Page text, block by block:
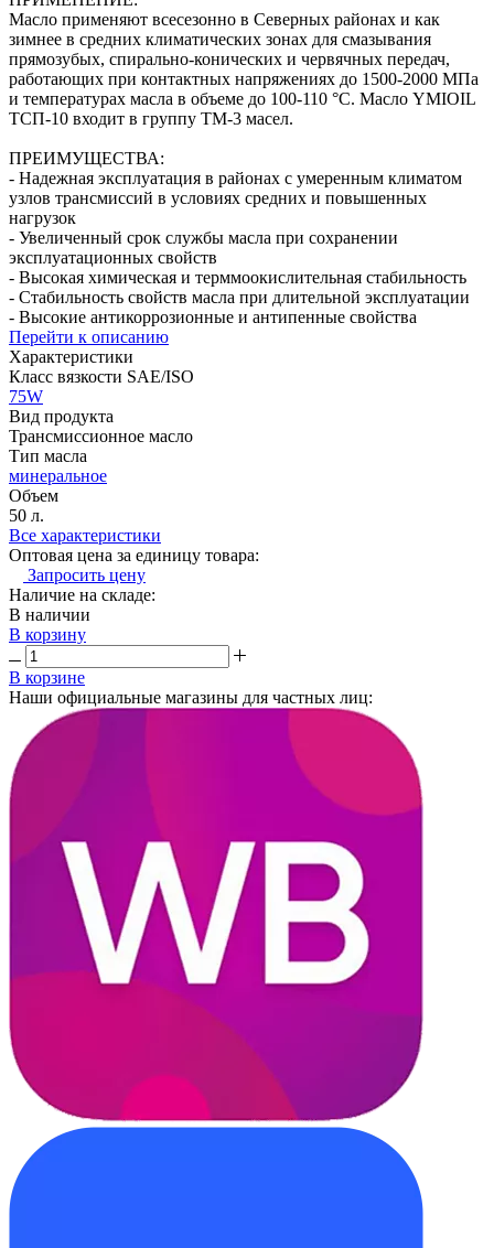
Масло применяют всесезонно в Северных районах и как
зимнее в средних климатических зонах для смазывания
прямозубых, спирально-конических и червячных передач,
работающих при контактных напряжениях до 1500-2000 МПа
и температурах масла в объеме до 100-110 °С. Масло YMIOIL
ТСП-10 входит в группу ТМ-3 масел.
ПРЕИМУЩЕСТВА:
- Надежная эксплуатация в районах с умеренным климатом
узлов трансмиссий в условиях средних и повышенных
нагрузок
- Увеличенный срок службы масла при сохранении
эксплуатационных свойств
- Высокая химическая и терммоокислительная стабильность
- Стабильность свойств масла при длительной эксплуатации
- Высокие антикоррозионные и антипенные свойства
Перейти к описанию
Характеристики
Класс вязкости SAE/ISO
75W
Вид продукта
Трансмиссионное масло
Тип масла
минеральное
Объем
50 л.
Все характеристики
Оптовая цена за единицу товара:
Запросить цену
Наличие на складе:
В наличии
В корзину
В корзине
Наши официальные магазины для частных лиц: